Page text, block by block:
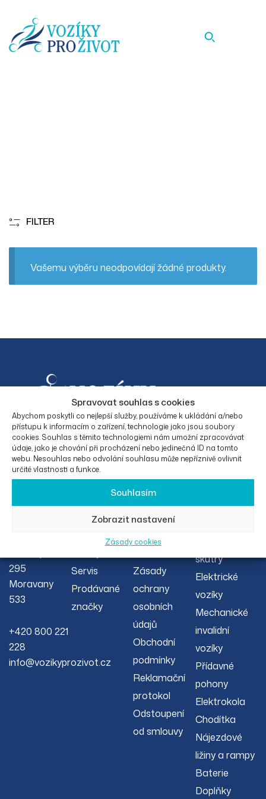
Spravovat souhlas s cookies
Abychom poskytli co nejlepší služby, používáme k ukládání a/nebo
přístupu k informacím o zařízení, technologie jako jsou soubory
cookies. Souhlas s těmito technologiemi nám umožní zpracovávat
údaje, jako je chování při procházení nebo jedinečná ID na tomto
webu. Nesouhlas nebo odvolání souhlasu může nepříznivě ovlivnit
určité vlastnosti a funkce.
Souhlasím
Zobrazit nastavení
Zásady cookies
FILTER
Vašemu výběru neodpovídají žádné produkty.
FacebookInstagram
ÚDAJE
295
Moravany
533
+420 800 221
228
info@vozikyprozivot.cz
SPOLEČNO
Servis
Prodávané
značky
PRÁVNÍ
INFORMAC
E
Zásady
ochrany
osobních
údajů
Obchodní
podmínky
Reklamační
protokol
Odstoupení
od smlouvy
PRODUKTŮ
skútry
Elektrické
vozíky
Mechanické
invalidní
vozíky
Přídavné
pohony
Elektrokola
Chodítka
Nájezdové
ližiny a rampy
Baterie
Doplňky